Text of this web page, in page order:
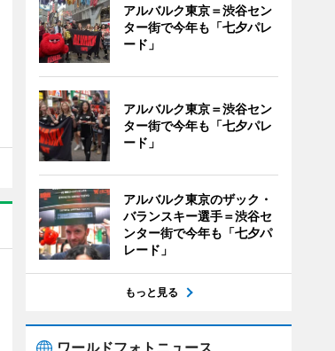
アルバルク東京＝渋谷セン
ター街で今年も「七夕パレ
ード」
アルバルク東京＝渋谷セン
ター街で今年も「七夕パレ
ード」
アルバルク東京のザック・
バランスキー選手＝渋谷セ
ンター街で今年も「七夕パ
レード」
もっと見る
ワールドフォトニュース